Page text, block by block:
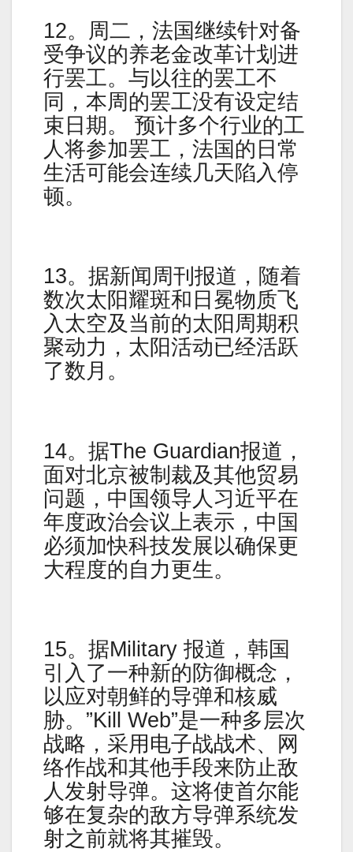
12。周二，法国继续针对备
受争议的养老金改革计划进
行罢工。与以往的罢工不
同，本周的罢工没有设定结
束日期。 预计多个行业的工
人将参加罢工，法国的日常
生活可能会连续几天陷入停
顿。
13。据新闻周刊报道，随着
数次太阳耀斑和日冕物质飞
入太空及当前的太阳周期积
聚动力，太阳活动已经活跃
了数月。
14。据The Guardian报道，
面对北京被制裁及其他贸易
问题，中国领导人习近平在
年度政治会议上表示，中国
必须加快科技发展以确保更
大程度的自力更生。
15。据Military 报道，韩国
引入了一种新的防御概念，
以应对朝鲜的导弹和核威
胁。”Kill Web”是一种多层次
战略，采用电子战战术、网
络作战和其他手段来防止敌
人发射导弹。这将使首尔能
够在复杂的敌方导弹系统发
射之前就将其摧毁。